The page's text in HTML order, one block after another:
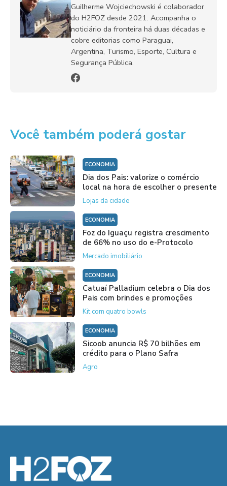
Guilherme Wojciechowski é colaborador
do H2FOZ desde 2021. Acompanha o
noticiário da fronteira há duas décadas e
cobre editorias como Paraguai,
Argentina, Turismo, Esporte, Cultura e
Segurança Pública.
Você também poderá gostar
ECONOMIA
Dia dos Pais: valorize o comércio
local na hora de escolher o presente
Lojas da cidade
ECONOMIA
Foz do Iguaçu registra crescimento
de 66% no uso do e-Protocolo
Mercado imobiliário
ECONOMIA
Catuaí Palladium celebra o Dia dos
Pais com brindes e promoções
Kit com quatro bowls
ECONOMIA
Sicoob anuncia R$ 70 bilhões em
crédito para o Plano Safra
Agro